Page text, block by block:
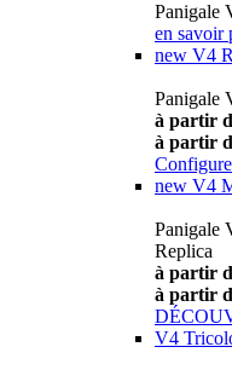
Panigale
en savoir
new V4 R
Panigale
à partir
à partir
new V4
Panigale
Replica
à partir
à partir
V4